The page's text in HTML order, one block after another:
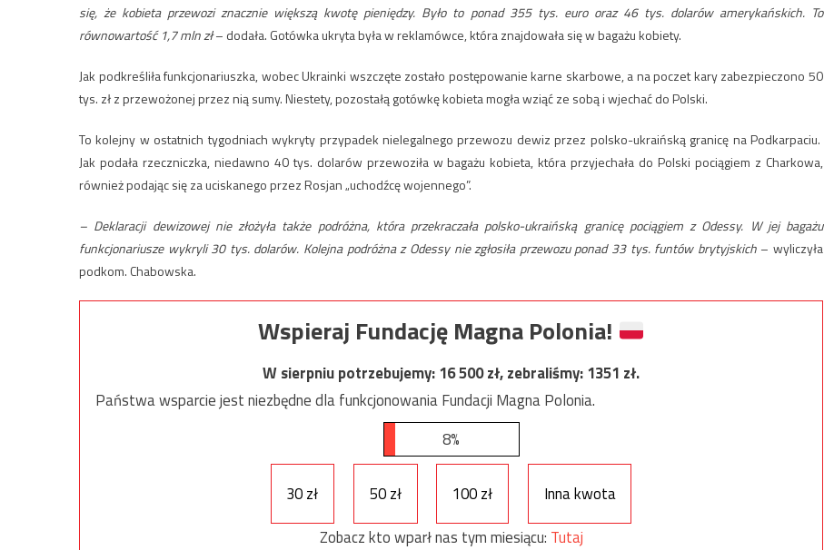
się, że kobieta przewozi znacznie większą kwotę pieniędzy. Było to ponad 355 tys. euro oraz 46 tys. dolarów amerykańskich. To
równowartość 1,7 mln zł– dodała. Gotówka ukryta była w reklamówce, która znajdowała się w bagażu kobiety.
Jak podkreśliła funkcjonariuszka, wobec Ukrainki wszczęte zostało postępowanie karne skarbowe, a na poczet kary zabezpieczono 50
tys. zł z przewożonej przez nią sumy. Niestety, pozostałą gotówkę kobieta mogła wziąć ze sobą i wjechać do Polski.
To kolejny w ostatnich tygodniach wykryty przypadek nielegalnego przewozu dewiz przez polsko-ukraińską granicę na Podkarpaciu.
Jak podała rzeczniczka, niedawno 40 tys. dolarów przewoziła w bagażu kobieta, która przyjechała do Polski pociągiem z Charkowa,
również podając się za uciskanego przez Rosjan „uchodźcę wojennego”.
– Deklaracji dewizowej nie złożyła także podróżna, która przekraczała polsko-ukraińską granicę pociągiem z Odessy. W jej bagażu
funkcjonariusze wykryli 30 tys. dolarów. Kolejna podróżna z Odessy nie zgłosiła przewozu ponad 33 tys. funtów brytyjskich– wyliczyła
podkom. Chabowska.
Wspieraj Fundację Magna Polonia!
W sierpniu potrzebujemy:16 500zł, zebraliśmy:1351 zł.
Państwa wsparcie jest niezbędne dla funkcjonowania Fundacji Magna Polonia.
8%
30 zł 50 zł 100 zł
Inna kwota
Zobacz kto wparł nas tym miesiącu: Tutaj